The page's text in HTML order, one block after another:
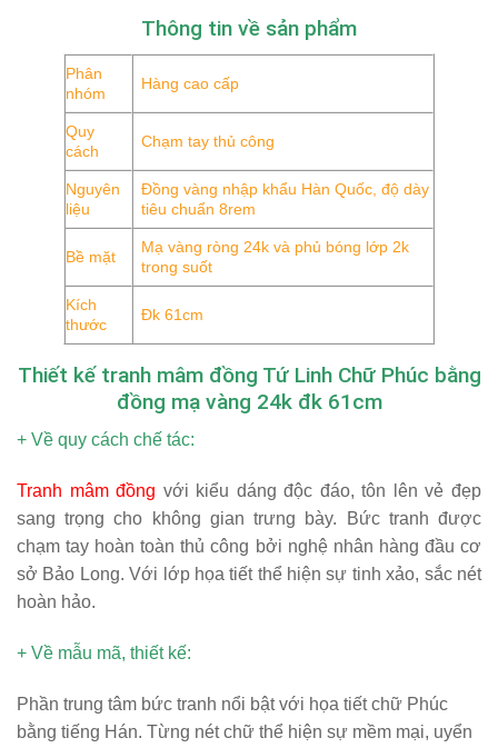
Thông tin về sản phẩm
Phân
nhóm
Hàng cao cấp
Quy
cách
Chạm tay thủ công
Nguyên
liệu
Đồng vàng nhập khẩu Hàn Quốc, độ dày
tiêu chuẩn 8rem
Bề mặt
Mạ vàng ròng 24k và phủ bóng lớp 2k
trong suốt
Kích
thước
Đk 61cm
Thiết kế tranh mâm đồng Tứ Linh Chữ Phúc bằng
đồng mạ vàng 24k đk 61cm
+ Về quy cách chế tác:
Tranh mâm đồng với kiểu dáng độc đáo, tôn lên vẻ đẹp
sang trọng cho không gian trưng bày. Bức tranh được
chạm tay hoàn toàn thủ công bởi nghệ nhân hàng đầu cơ
sở Bảo Long. Với lớp họa tiết thể hiện sự tinh xảo, sắc nét
hoàn hảo.
+ Về mẫu mã, thiết kế:
Phần trung tâm bức tranh nổi bật với họa tiết chữ Phúc
bằng tiếng Hán. Từng nét chữ thể hiện sự mềm mại, uyển